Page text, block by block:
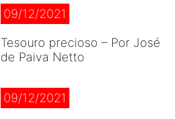
09/12/2021
Tesouro precioso – Por José
de Paiva Netto
09/12/2021